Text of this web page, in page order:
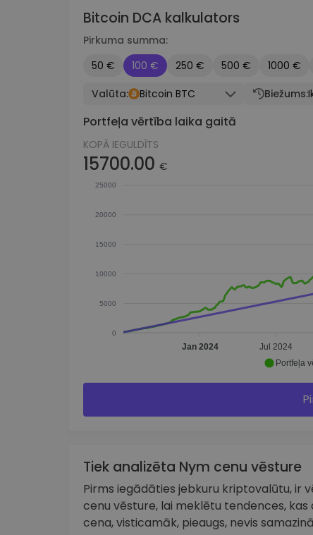
Bitcoin DCA kalkulators
Pirkuma summa:
50 €
100 € 250 € 500 € 1000 €
Valūta:
Bitcoin BTC Biežums:
Portfeļa vērtība laika gaitā
KOPĀ IEGULDĪTS
15700.00 €
25000
20000
15000
10000
5000
0
Jan 2024 Jul 2024
Portfeļa
Tiek analizēta Nym cenu vēsture
Pirms iegādāties jebkuru kriptovalūtu, ir
cenu vēsture, lai meklētu tendences,
cena, visticamāk, pieaugs, nevis